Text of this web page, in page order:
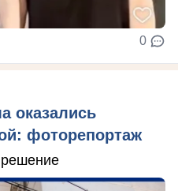
0
оказались
фоторепортаж